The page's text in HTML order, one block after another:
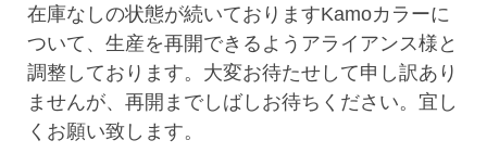
在庫なしの状態が続いておりますKamoカラーに
ついて、生産を再開できるようアライアンス様と
調整しております。大変お待たせして申し訳あり
ませんが、再開までしばしお待ちください。宜し
くお願い致します。